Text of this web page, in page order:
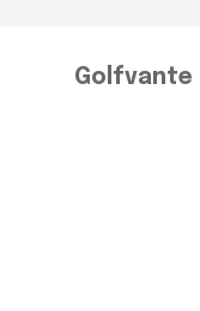
Golfvante